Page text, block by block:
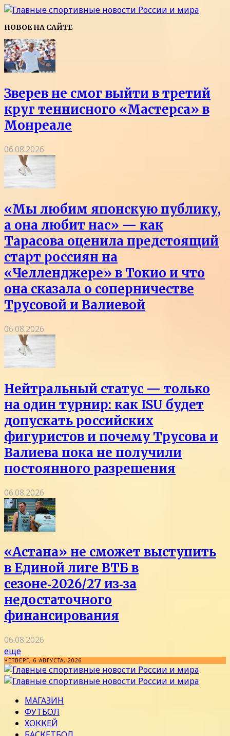
НОВОЕ НА САЙТЕ
Зверев не смог выйти в третий
круг теннисного «Мастерса» в
Монреале
06.08.2026
«Мы любим японскую публику,
а она любит нас» — как
Тарасова оценила предстоящий
старт россиян на
«Челленджере» в Токио и что
она сказала о соперничестве
Трусовой и Валиевой
06.08.2026
Нейтральный статус — только
на один турнир: как ISU будет
допускать российских
фигуристов и почему Трусова и
Валиева пока не получили
постоянного разрешения
06.08.2026
«Астана» не сможет выступить
в Единой лиге ВТБ в
сезоне‑2026/27 из‑за
недостаточного
финансирования
06.08.2026
еще
ЧЕТВЕРГ, 6 АВГУСТА, 2026
МАГАЗИН
ФУТБОЛ
ХОККЕЙ